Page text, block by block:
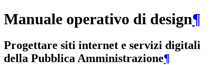
Manuale operativo di design¶
Progettare siti internet e servizi digitali
della Pubblica Amministrazione¶